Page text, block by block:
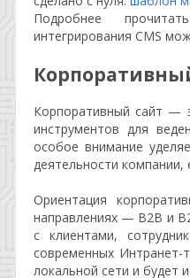
Подробнее
интегрирования CMS
Корпоративный сайт —
инструментов для
особое внимание
деятельности компании,
Ориентация
направлениях — B2B и
с клиентами,
современных Интранет-
локальной сети и будет